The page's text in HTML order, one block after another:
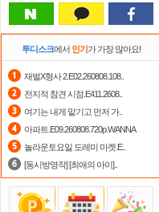
투디스크에서 인기가 가장 많아요!
재벌X형사 2.E02.260808.108..
전지적 참견 시점.E411.2608..
여기는 내게 맡기고 먼저 가..
아파트.E09.260808.720p.WANNA
놀라운토요일 도레미 마켓.E..
[동시방영작] [최애의 아이]..